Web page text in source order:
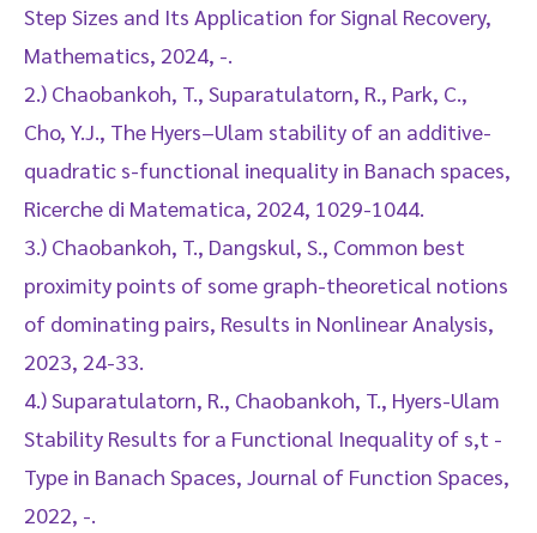
Step Sizes and Its Application for Signal Recovery,
Mathematics, 2024, -.
2.) Chaobankoh, T., Suparatulatorn, R., Park, C.,
Cho, Y.J., The Hyers–Ulam stability of an additive-
quadratic s-functional inequality in Banach spaces,
Ricerche di Matematica, 2024, 1029-1044.
3.) Chaobankoh, T., Dangskul, S., Common best
proximity points of some graph-theoretical notions
of dominating pairs, Results in Nonlinear Analysis,
2023, 24-33.
4.) Suparatulatorn, R., Chaobankoh, T., Hyers-Ulam
Stability Results for a Functional Inequality of s,t -
Type in Banach Spaces, Journal of Function Spaces,
2022, -.